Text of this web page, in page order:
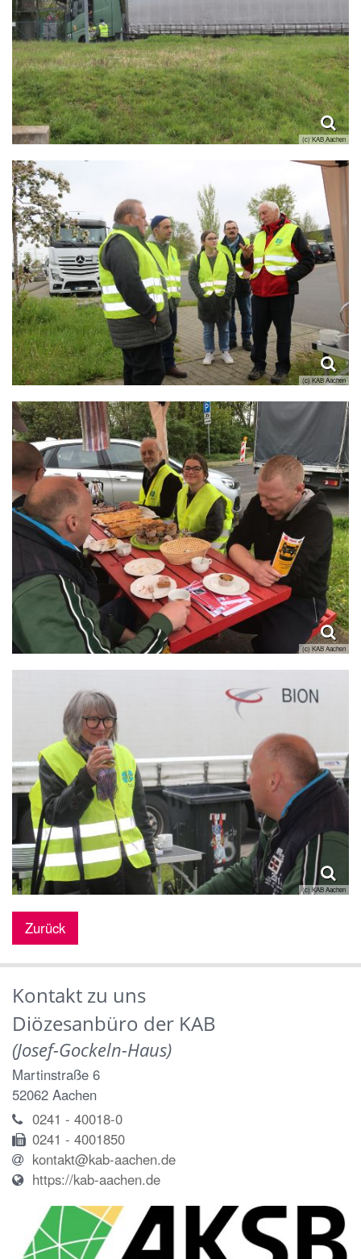
(c) KAB Aachen
(c) KAB Aachen
(c) KAB Aachen
(c) KAB Aachen
Zurück
Kontakt zu uns
Diözesanbüro der KAB
(Josef-Gockeln-Haus)
Martinstraße 6
52062 Aachen
0241 - 40018-0
0241 - 4001850
kontakt@kab-aachen.de
https://kab-aachen.de